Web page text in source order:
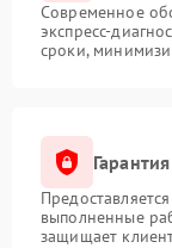
Современное
экспресс-
сроки,
выполненные
защищает